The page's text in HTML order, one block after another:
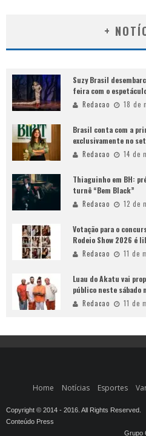
+
Suzy Brasil
feira com o
Redacao 18 de
Brasil conta com a
exclusivamente no
Redacao 14 de
Thiaguinho em BH:
turnê “Bem Black”
Redacao 12 de
Votação para o
Rodeio Show 2026 é
Redacao 11 de
Luau do Akatu vai
público neste sábado
Redacao 11 de
Home Notícias Esportes
Copyright © 2014 - 2016. All Rights Reserved.
Conteúdo Press
Grupo